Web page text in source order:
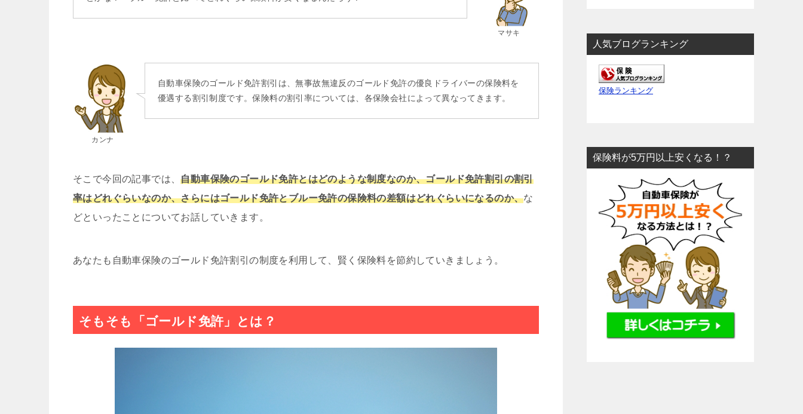
マサキ
カンナ
自動車保険のゴールド免許割引は、無事故無違反のゴールド免許の優良ドライバーの保険料を
優遇する割引制度です。保険料の割引率については、各保険会社によって異なってきます。
そこで今回の記事では、自動車保険のゴールド免許とはどのような制度なのか、ゴールド免許割引の割引
率はどれぐらいなのか、さらにはゴールド免許とブルー免許の保険料の差額はどれぐらいになるのか、な
どといったことについてお話していきます。
あなたも自動車保険のゴールド免許割引の制度を利用して、賢く保険料を節約していきましょう。
そもそも「ゴールド免許」とは？
人気ブログランキング
保険ランキング
保険料が5万円以上安くなる！？